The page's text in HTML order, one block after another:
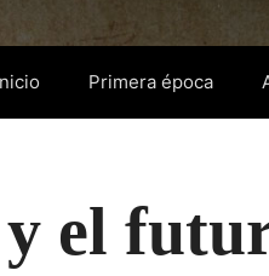
Primera época
el